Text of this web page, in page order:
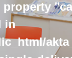
in